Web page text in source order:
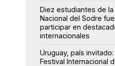
Diez estudiantes de
Nacional del Sodre
participar en
internacionales
Uruguay, país
Festival Internacional